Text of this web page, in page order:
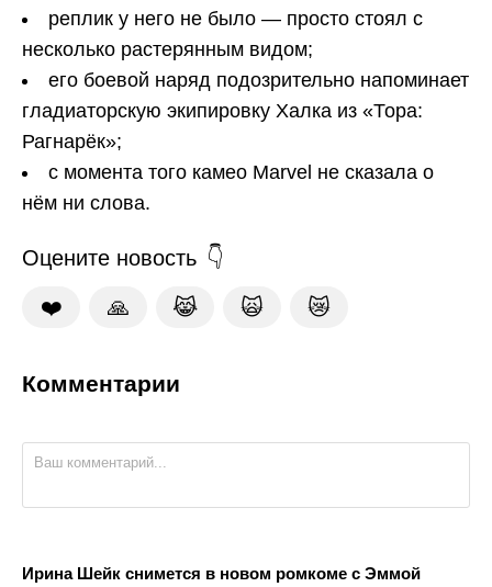
реплик у него не было — просто стоял с
несколько растерянным видом;
его боевой наряд подозрительно напоминает
гладиаторскую экипировку Халка из «Тора:
Рагнарёк»;
с момента того камео Marvel не сказала о
нём ни слова.
Оцените новость
❤️ 🙏 😹 🙀 😿
Комментарии
Ирина Шейк снимется в новом ромкоме с Эммой